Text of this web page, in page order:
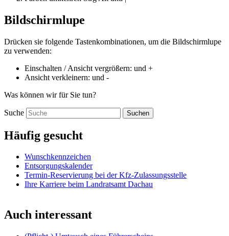
Bildschirmlupe
Drücken sie folgende Tastenkombinationen, um die Bildschirmlupe
zu verwenden:
Einschalten / Ansicht vergrößern: und +
Ansicht verkleinern: und -
Was können wir für Sie tun?
Suche Suchen
Häufig gesucht
Wunschkennzeichen
Entsorgungskalender
Termin-Reservierung bei der Kfz-Zulassungsstelle
Ihre Karriere beim Landratsamt Dachau
Auch interessant